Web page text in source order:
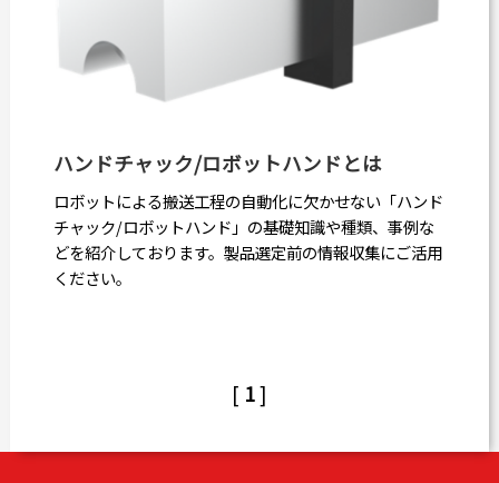
ハンドチャック/ロボットハンドとは
ロボットによる搬送工程の自動化に欠かせない「ハンド
チャック/ロボットハンド」の基礎知識や種類、事例な
どを紹介しております。製品選定前の情報収集にご活用
ください。
[ 1]